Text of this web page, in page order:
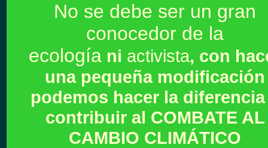
No se debe ser un gran
conocedor de la
ecología ni activista, con
una pequeña modificación
podemos hacer la
contribuir al COMBATE AL
CAMBIO CLIMÁTICO